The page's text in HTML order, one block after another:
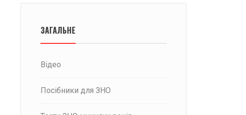
ЗАГАЛЬНЕ
Відео
Посібники для ЗНО